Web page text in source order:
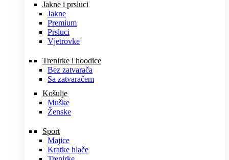
Jakne i prsluci
Jakne
Premium
Prsluci
Vjetrovke
Trenirke i hoodice
Bez zatvarača
Sa zatvaračem
Košulje
Muške
Ženske
Sport
Majice
Kratke hlače